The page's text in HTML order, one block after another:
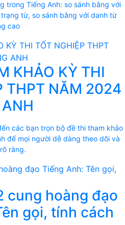
trong Tiếng Anh: so sánh bằng với
từ, so sánh bằng với danh từ
cao
KHẢO KỲ THI
THPT NĂM 2024
các bạn trọn bộ đề thi tham khảo
để mọi người dễ dàng theo dõi và
ràng.
cung hoàng đạo
gọi, tính cách